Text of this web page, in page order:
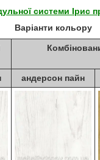
системи Ірис
Варіанти кольору
андерсон пайн